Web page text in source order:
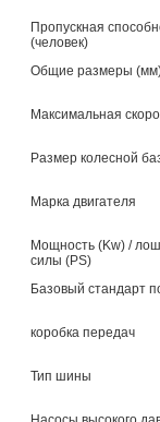
Пропускная
(человек)
Общие размеры
Максимальная
Размер колесной
Марка двигателя
Мощность (Kw) /
силы (PS)
Базовый стандарт
коробка передач
Тип шины